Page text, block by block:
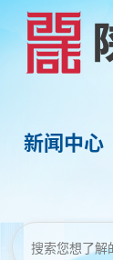
新闻中心